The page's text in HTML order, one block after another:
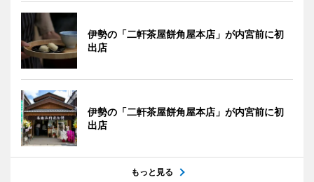
伊勢の「二軒茶屋餅角屋本店」が内宮前に初
出店
伊勢の「二軒茶屋餅角屋本店」が内宮前に初
出店
もっと見る